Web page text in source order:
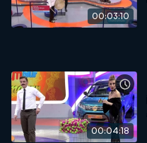
00:03:10
00:04:18